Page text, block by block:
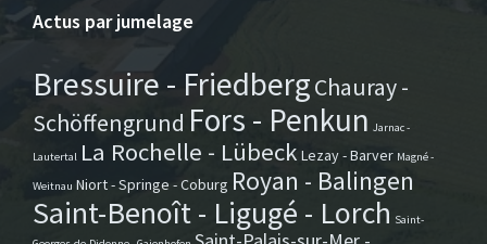
Actus par jumelage
Bressuire - FriedbergChauray -
Schöffengrund Fors - Penkun Jarnac -
Lautertal La Rochelle - Lübeck Lezay - Barver Magné -
Weitnau Niort - Springe - Coburg Royan - Balingen
Saint-Benoît - Ligugé - Lorch Saint-